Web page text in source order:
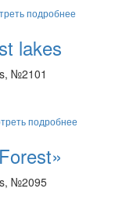
подробнее
lakes
№2101
подробнее
№2095